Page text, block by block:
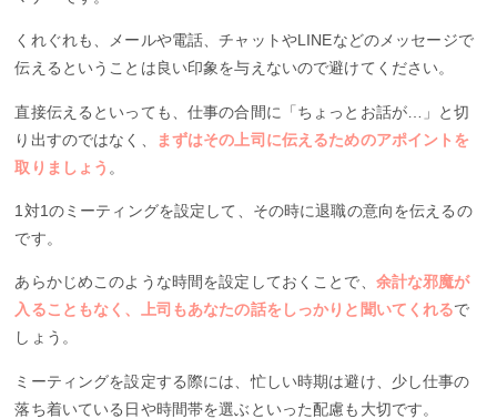
くれぐれも、メールや電話、チャットやLINEなどのメッセージで
伝えるということは良い印象を与えないので避けてください。
直接伝えるといっても、仕事の合間に「ちょっとお話が…」と切
り出すのではなく、
まずはその上司に伝えるためのアポイントを
取りましょう 。
1対1のミーティングを設定して、その時に退職の意向を伝えるの
です。
あらかじめこのような時間を設定しておくことで、 余計な邪魔が
入ることもなく、上司もあなたの話をしっかりと聞いてくれるで
しょう。
ミーティングを設定する際には、忙しい時期は避け、少し仕事の
落ち着いている日や時間帯を選ぶといった配慮も大切です。